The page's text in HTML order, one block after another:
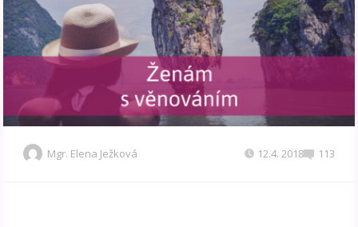
Mgr. Elena Ježková 12.4. 2018 113